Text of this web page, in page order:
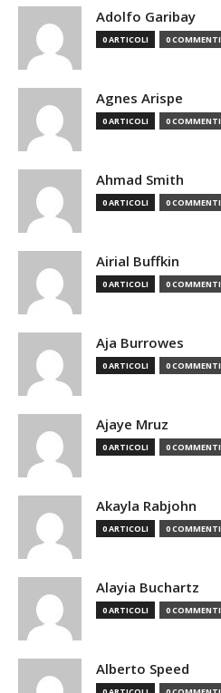
Adolfo Garibay
0 ARTICOLI 0 COMMENTI
Agnes Arispe
0 ARTICOLI 0 COMMENTI
Ahmad Smith
0 ARTICOLI 0 COMMENTI
Airial Buffkin
0 ARTICOLI 0 COMMENTI
Aja Burrowes
0 ARTICOLI 0 COMMENTI
Ajaye Mruz
0 ARTICOLI 0 COMMENTI
Akayla Rabjohn
0 ARTICOLI 0 COMMENTI
Alayia Buchartz
0 ARTICOLI 0 COMMENTI
Alberto Speed